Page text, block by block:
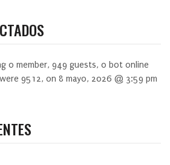
0 member, 949 guests, 0 bot online
9512, on 8 mayo, 2026 @ 3:59 pm